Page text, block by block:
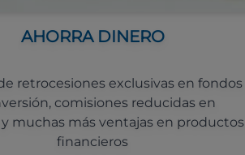
AHORRA DINERO
retrocesiones exclusivas en fondos
comisiones reducidas en
y muchas más ventajas en productos
financieros